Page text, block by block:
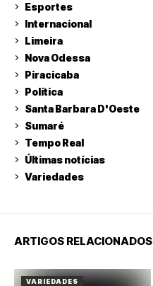
Esportes
Internacional
Limeira
Nova Odessa
Piracicaba
Política
Santa Barbara D'Oeste
Sumaré
Tempo Real
Últimas notícias
Variedades
ARTIGOS RELACIONADOS
VARIEDADES